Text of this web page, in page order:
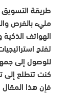
طريقة التسويق
مليء بالفرص
الهواتف الذكية
تفتح
للوصول إلى
كنت تتطلع
فإن هذا